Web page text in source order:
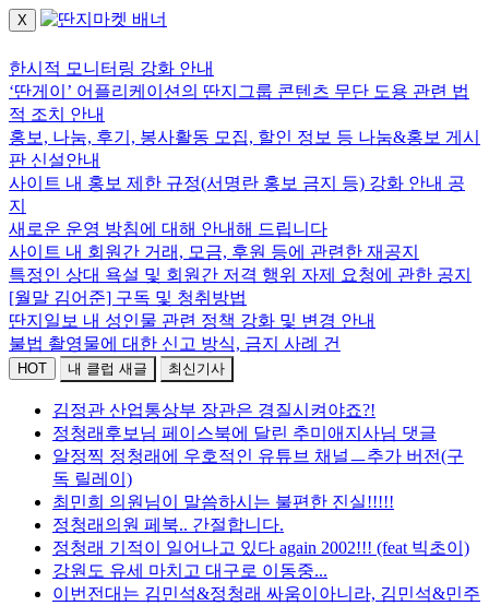
X
한시적 모니터링 강화 안내
‘딴게이’ 어플리케이션의 딴지그룹 콘텐츠 무단 도용 관련 법
적 조치 안내
홍보, 나눔, 후기, 봉사활동 모집, 할인 정보 등 나눔&홍보 게시
판 신설안내
사이트 내 홍보 제한 규정(서명란 홍보 금지 등) 강화 안내 공
지
새로운 운영 방침에 대해 안내해 드립니다
사이트 내 회원간 거래, 모금, 후원 등에 관련한 재공지
특정인 상대 욕설 및 회원간 저격 행위 자제 요청에 관한 공지
[월말 김어준] 구독 및 청취방법
딴지일보 내 성인물 관련 정책 강화 및 변경 안내
불법 촬영물에 대한 신고 방식, 금지 사례 건
HOT 내 클럽 새글 최신기사
김정관 산업통상부 장관은 경질시켜야죠?!
정청래후보님 페이스북에 달린 추미애지사님 댓글
알정찍 정청래에 우호적인 유튜브 채널ㅡ추가 버전(구
독 릴레이)
최민희 의원님이 말씀하시는 불편한 진실!!!!!
정청래의원 페북.. 간절합니다.
정청래 기적이 일어나고 있다 again 2002!!! (feat 빅초이)
강원도 유세 마치고 대구로 이동중...
이번전대는 김민석&정청래 싸움이아니라, 김민석&민주